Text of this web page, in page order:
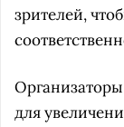
зрителей,
для